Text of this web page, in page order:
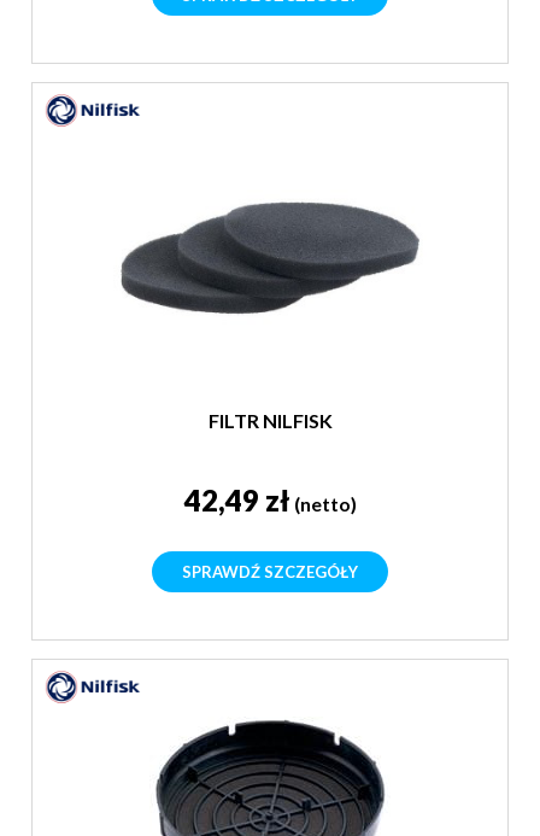
FILTR NILFISK
42,49 zł (netto)
SPRAWDŹ SZCZEGÓŁY